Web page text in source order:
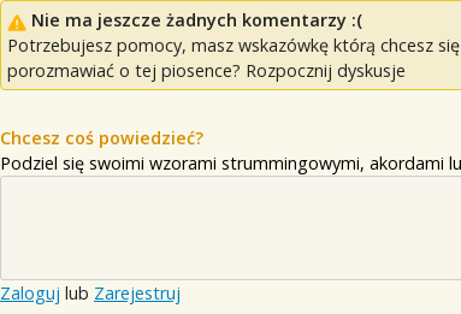
Nie ma jeszcze żadnych komentarzy :(
Potrzebujesz pomocy, masz wskazówkę którą chcesz
porozmawiać o tej piosence? Rozpocznij dyskusje
Chcesz coś powiedzieć?
Podziel się swoimi wzorami strummingowymi, akordami
Zaloguj lub Zarejestruj